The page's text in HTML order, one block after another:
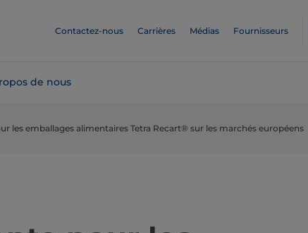
Contactez-nous Carrières Médias Fournisseurs
de nous
les emballages alimentaires Tetra Recart® sur les marchés européens